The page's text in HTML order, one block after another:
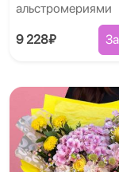
альстромериями
9 228₽